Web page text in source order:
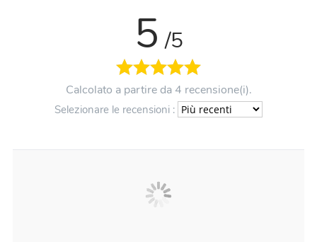
5 /5
Calcolato a partire da 4 recensione(i).
Selezionare le recensioni :